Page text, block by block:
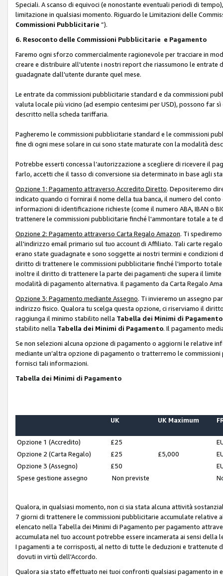
Speciali. A scanso di equivoci (e nonostante eventuali periodi di
limitazione in qualsiasi momento. Riguardo le Limitazioni delle
Commissioni Pubblicitarie ”).
6. Resoconto delle Commissioni Pubblicitarie e Pagamento
Faremo ogni sforzo commercialmente ragionevole per tracciare in
creare e distribuire all'utente i nostri report che riassumono le
guadagnate dall'utente durante quel mese.
Le entrate da commissioni pubblicitarie standard e da commissioni
valuta locale più vicino (ad esempio centesimi per USD), possono far
descritto nella scheda tariffaria.
Pagheremo le commissioni pubblicitarie standard e le commissioni
fine di ogni mese solare in cui sono state maturate con la modalità
Potrebbe esserti concessa l’autorizzazione a scegliere di ricevere il
farlo, accetti che il tasso di conversione sia determinato in base agli
Opzione 1: Pagamento attraverso Accredito Diretto. Depositeremo
indicato quando ci fornirai il nome della tua banca, il numero del
informazioni di identificazione richieste (come il numero ABA, IBAN o
trattenere le commissioni pubblicitarie finché l'ammontare totale a
Opzione 2: Pagamento attraverso Carta Regalo Amazon. Ti
all'indirizzo email primario sul tuo account di Affiliato. Tali carte
erano state guadagnate e sono soggette ai nostri termini e
diritto di trattenere le commissioni pubblicitarie finché l'importo
inoltre il diritto di trattenere la parte dei pagamenti che supera il
modalità di pagamento alternativa. Il pagamento da Carta Regalo
Opzione 3: Pagamento mediante Assegno. Ti invieremo un assegno
indirizzo fisico. Qualora tu scelga questa opzione, ci riserviamo il
raggiunga il minimo stabilito nella Tabella dei Minimi di Pagamento
stabilito nella Tabella dei Minimi di Pagamento. Il pagamento
Se non selezioni alcuna opzione di pagamento o aggiorni le relative
mediante un’altra opzione di pagamento o tratterremo le
fornisci tali informazioni.
Tabella dei Minimi di Pagamento
UK UK Maximum
Opzione 1 (Accredito) £25
Opzione 2 (Carta Regalo)
£25 £5,000
Opzione 3 (Assegno)
£50
Spese gestione assegno
Non previste
Qualora, in qualsiasi momento, non ci sia stata alcuna attività
7 giorni di trattenere le commissioni pubblicitarie accumulate
elencato nella Tabella dei Minimi di Pagamento per pagamento
accumulata nel tuo account potrebbe essere incamerata ai sensi
I pagamenti a te corrisposti, al netto di tutte le deduzioni e trattenute
dovuti in virtù dell'Accordo.
Qualora sia stato effettuato nei tuoi confronti qualsiasi pagamento in